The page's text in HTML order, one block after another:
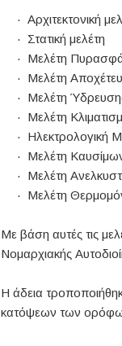
· Αρχιτεκτονική
· Στατική μελέτη
· Μελέτη
· Μελέτη
· Μελέτη
· Μελέτη
· Ηλεκτρολογική
· Μελέτη
· Μελέτη
· Μελέτη
Με βάση αυτές τις
Νομαρχιακής
Η άδεια
κατόψεων των